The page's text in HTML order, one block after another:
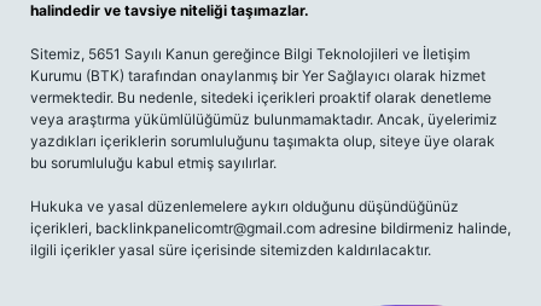
halindedir ve tavsiye niteliği taşımazlar.
Sitemiz, 5651 Sayılı Kanun gereğince Bilgi Teknolojileri ve İletişim
Kurumu (BTK) tarafından onaylanmış bir Yer Sağlayıcı olarak hizmet
vermektedir. Bu nedenle, sitedeki içerikleri proaktif olarak denetleme
veya araştırma yükümlülüğümüz bulunmamaktadır. Ancak, üyelerimiz
yazdıkları içeriklerin sorumluluğunu taşımakta olup, siteye üye olarak
bu sorumluluğu kabul etmiş sayılırlar.
Hukuka ve yasal düzenlemelere aykırı olduğunu düşündüğünüz
içerikleri, backlinkpanelicomtr@gmail.com adresine bildirmeniz halinde,
ilgili içerikler yasal süre içerisinde sitemizden kaldırılacaktır.